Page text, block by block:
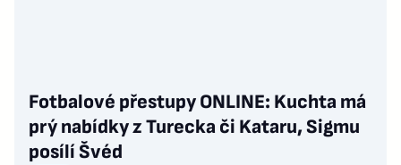
Fotbalové přestupy ONLINE: Kuchta má
prý nabídky z Turecka či Kataru, Sigmu
posílí Švéd